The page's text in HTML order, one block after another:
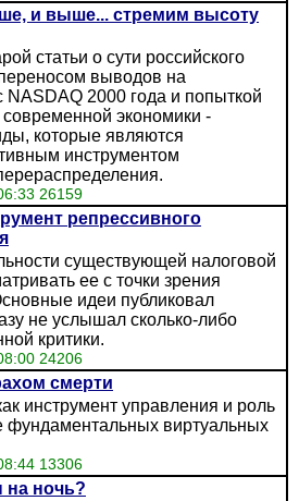
и выше... стремим высоту
статьи о сути российского
выводов на
2000 года и попыткой
современной экономики -
которые являются
инструментом
26159
репрессивного
существующей налоговой
ее с точки зрения
идеи публиковал
не услышал сколько-либо
критики.
24206
смерти
инструмент управления и роль
фундаментальных виртуальных
13306
на ночь?